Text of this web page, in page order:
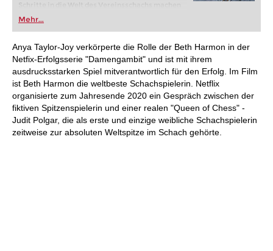
Schritte in die Welt des Vereinsschachs machen
oder bereits auf Turnierniveau spielen: Mit
FRITZ trainieren Sie effizienter, intelligenter und
individueller als je zuvor.
Mehr...
Anya Taylor-Joy verkörperte die Rolle der Beth Harmon in der
Netfix-Erfolgsserie "Damengambit" und ist mit ihrem
ausdrucksstarken Spiel mitverantwortlich für den Erfolg. Im Film
ist Beth Harmon die weltbeste Schachspielerin. Netflix
organisierte zum Jahresende 2020 ein Gespräch zwischen der
fiktiven Spitzenspielerin und einer realen "Queen of Chess" -
Judit Polgar, die als erste und einzige weibliche Schachspielerin
zeitweise zur absoluten Weltspitze im Schach gehörte.